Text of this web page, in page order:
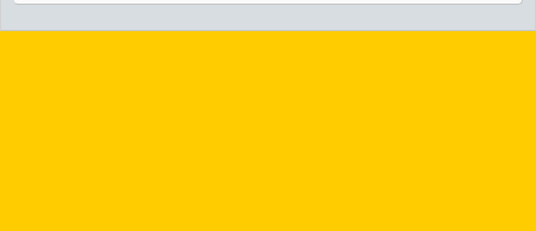
Community platform by XenForo® © 2010-2026 XenForo Ltd.